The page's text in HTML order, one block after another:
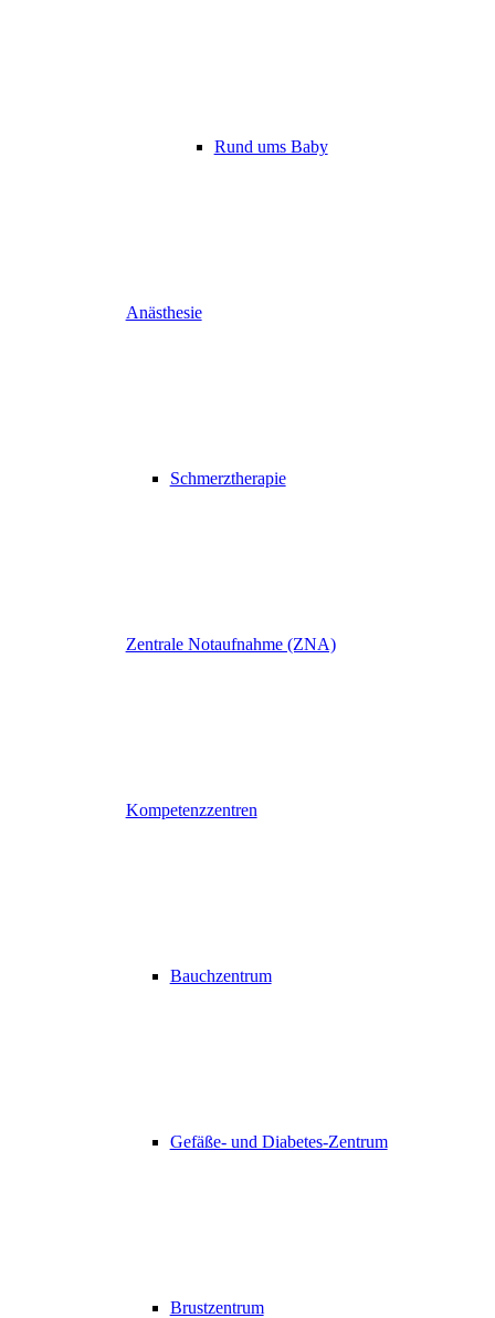
Rund ums Baby
Anästhesie
Schmerztherapie
Zentrale Notaufnahme (ZNA)
Kompetenzzentren
Bauchzentrum
Gefäße- und Diabetes-Zentrum
Brustzentrum